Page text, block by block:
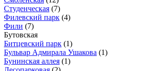
Студенческая (7)
Филевский парк (4)
Фили (7)
Бутовская
Битцевский парк (1)
Бульвар Адмирала Ушакова (1)
Бунинская аллея (1)